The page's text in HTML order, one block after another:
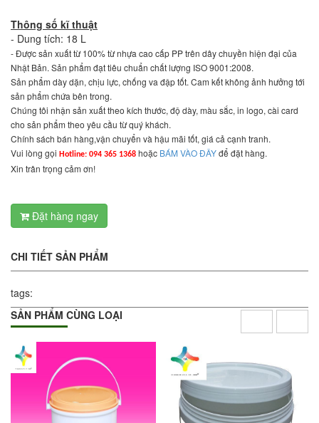
Thông số kĩ thuật
- Dung tích: 18 L
- Được sản xuất từ 100% từ nhựa cao cấp PP trên dây chuyền hiện đại của
Nhật Bản. Sản phẩm đạt tiêu chuẩn chất lượng ISO 9001:2008.
Sản phẩm dày dặn, chịu lực, chống va đập tốt. Cam kết không ảnh hưởng tới
sản phẩm chứa bên trong.
Chúng tôi nhận sản xuất theo kích thước, độ dày, màu sắc, in logo, cài card
cho sản phẩm theo yêu cầu từ quý khách.
Chính sách bán hàng,vận chuyển và hậu mãi tốt, giá cả cạnh tranh.
Vui lòng gọi Hotline: 094 365 1368 hoặc BÁM VÀO ĐÂYđể đặt hàng.
Xin trân trọng cảm ơn!
Đặt hàng ngay
CHI TIẾT SẢN PHẨM
tags:
SẢN PHẨM CÙNG LOẠI